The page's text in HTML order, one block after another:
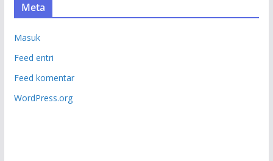
Meta
Masuk
Feed entri
Feed komentar
WordPress.org